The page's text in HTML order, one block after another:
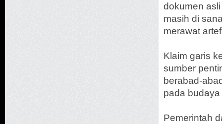
dokumen
masih di
merawat
Klaim garis
sumber
berabad-
pada
Pemerintah